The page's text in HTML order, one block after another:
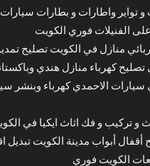
تواير واطارات و بطارات سيارات
الفنيلات فوري الكويت
منازل في الكويت تصليح
كهرباء منازل هندي
سيارات الاحمدي كهرباء وبنشر
و تركيب و فك اثاث ايكيا في
أبواب مدينة الكويت تبديل
الكويت فوري